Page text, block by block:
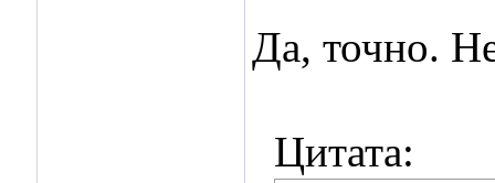
Да, точно.
Цитата: